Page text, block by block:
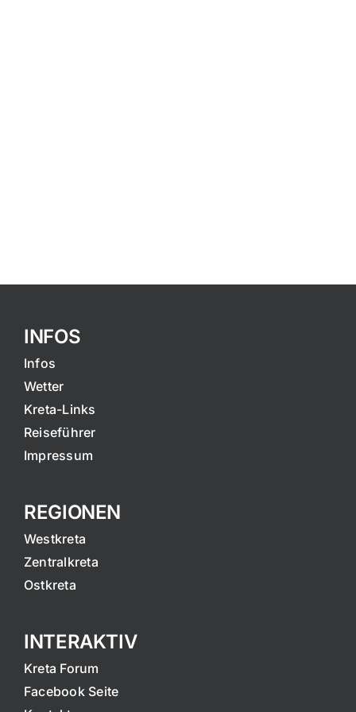
INFOS
Infos
Wetter
Kreta-Links
Reiseführer
Impressum
REGIONEN
Westkreta
Zentralkreta
Ostkreta
INTERAKTIV
Kreta Forum
Facebook Seite